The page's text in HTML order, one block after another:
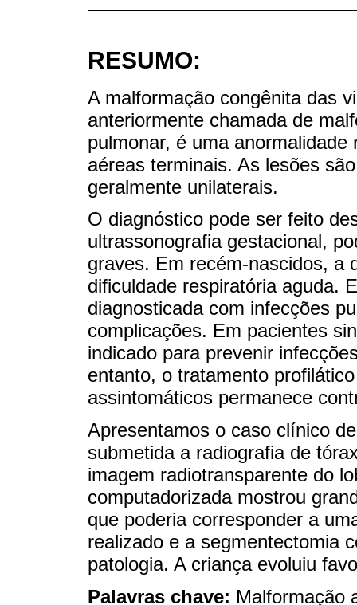
RESUMO:
A malformação congênita das
anteriormente chamada de
pulmonar, é uma
aéreas terminais. As lesões
geralmente unilaterais.
O diagnóstico pode ser feito
ultrassonografia gestacional,
graves. Em recém-nascidos, a
dificuldade respiratória aguda.
diagnosticada com infecções
complicações. Em pacientes
indicado para prevenir
entanto, o tratamento
assintomáticos permanece
Apresentamos o caso clínico
submetida a radiografia de
imagem radiotransparente do
computadorizada mostrou
que poderia corresponder a
realizado e a segmentectomia
patologia. A criança evoluiu
Palavras chave: Malformação